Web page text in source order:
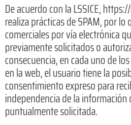
De acuerdo con la LSSICE,
realiza prácticas de SPAM, por
comerciales por vía electrónica
previamente solicitados o
consecuencia, en cada uno de
en la web, el usuario tiene la
consentimiento expreso para
independencia de la información
puntualmente solicitada.